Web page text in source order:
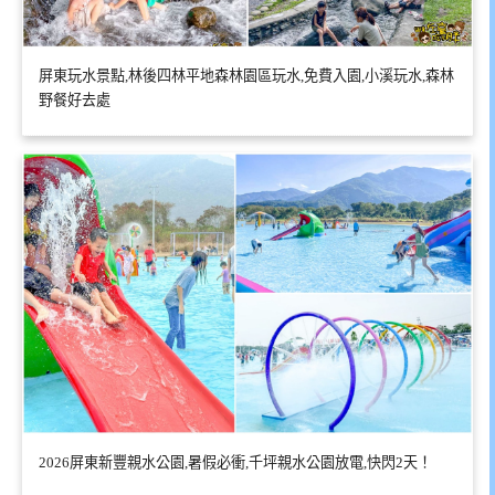
屏東玩水景點,林後四林平地森林園區玩水,免費入園,小溪玩水,森林
野餐好去處
2026屏東新豐親水公園,暑假必衝,千坪親水公園放電,快閃2天！